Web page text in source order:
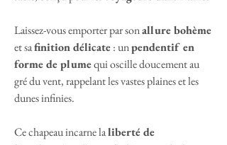
Laissez-vous emporter par sonallure bohème
et safinition délicate: unpendentif en
forme de plumequi oscille doucement au
gré du vent, rappelant les vastes plaines et les
dunes infinies.
Ce chapeau incarne laliberté de